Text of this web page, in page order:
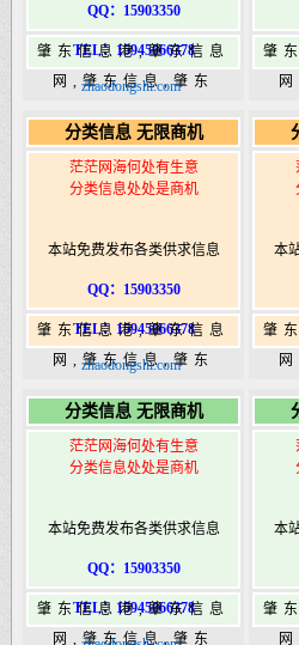
QQ：15903350
TEL：15945066378
肇东信息港,肇东信息
网,肇东信息,肇东
港
zhaodongshi.com
肇
港
分类信息 无限商机
茫茫网海何处有生意
分类信息处处是商机
本站免费发布各类供求信息
QQ：15903350
TEL：15945066378
肇东信息港,肇东信息
网,肇东信息,肇东
港
zhaodongshi.com
本
肇
港
分类信息 无限商机
茫茫网海何处有生意
分类信息处处是商机
本站免费发布各类供求信息
QQ：15903350
TEL：15945066378
肇东信息港,肇东信息
网,肇东信息,肇东
本
肇